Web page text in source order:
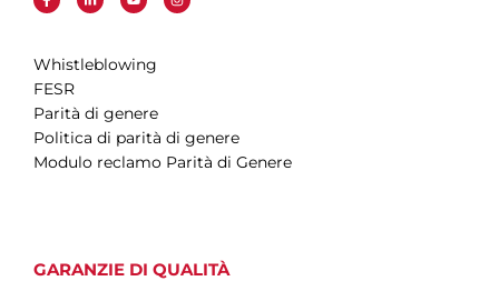
Whistleblowing
FESR
Parità di genere
Politica di parità di genere
Modulo reclamo Parità di Genere
GARANZIE DI QUALITÀ